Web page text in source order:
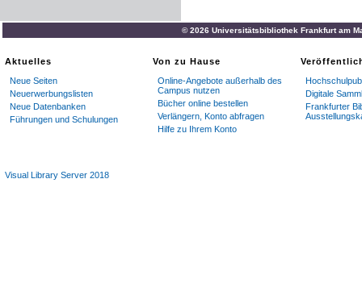
© 2026 Universitätsbibliothek Frankfurt am
Aktuelles
Neue Seiten
Neuerwerbungslisten
Neue Datenbanken
Führungen und Schulungen
Von zu Hause
Online-Angebote außerhalb des
Campus nutzen
Bücher online bestellen
Verlängern, Konto abfragen
Hilfe zu Ihrem Konto
Digitale
Frankfurter
Visual Library Server 2018